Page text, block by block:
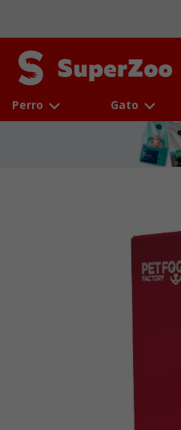
Perro Gato